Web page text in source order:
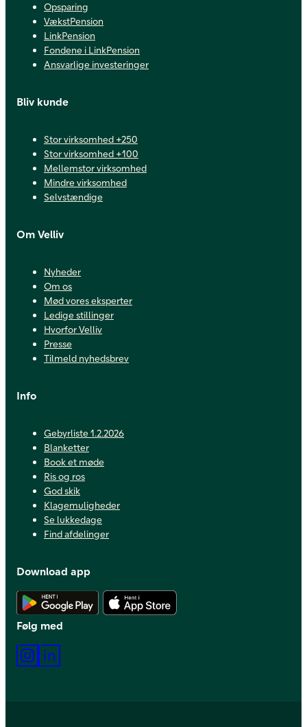
Opsparing
VækstPension
LinkPension
Fondene i LinkPension
Ansvarlige investeringer
Bliv kunde
Stor virksomhed +250
Stor virksomhed +100
Mellemstor virksomhed
Mindre virksomhed
Selvstændige
Om Velliv
Nyheder
Om os
Mød vores eksperter
Ledige stillinger
Hvorfor Velliv
Presse
Tilmeld nyhedsbrev
Info
Gebyrliste 1.2.2026
Blanketter
Book et møde
Ris og ros
God skik
Klagemuligheder
Se lukkedage
Find afdelinger
Download app
Hent Android app
Følg med
Instagram